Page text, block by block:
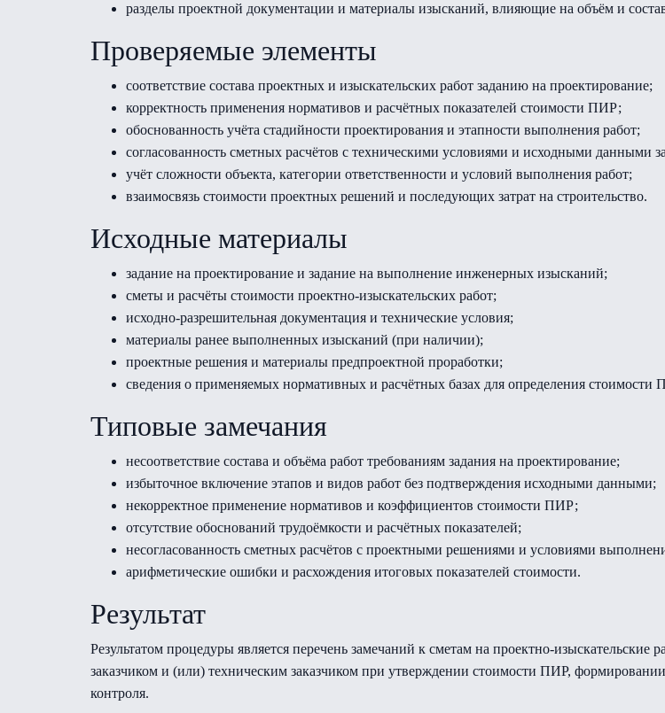
разделы проектной документации и материалы изысканий, влияющие на объём и
Проверяемые элементы
соответствие состава проектных и изыскательских работ заданию на проектирование;
корректность применения нормативов и расчётных показателей стоимости ПИР;
обоснованность учёта стадийности проектирования и этапности выполнения работ;
согласованность сметных расчётов с техническими условиями и исходными данными
учёт сложности объекта, категории ответственности и условий выполнения работ;
взаимосвязь стоимости проектных решений и последующих затрат на строительство.
Исходные материалы
задание на проектирование и задание на выполнение инженерных изысканий;
сметы и расчёты стоимости проектно-изыскательских работ;
исходно-разрешительная документация и технические условия;
материалы ранее выполненных изысканий (при наличии);
проектные решения и материалы предпроектной проработки;
сведения о применяемых нормативных и расчётных базах для определения стоимости
Типовые замечания
несоответствие состава и объёма работ требованиям задания на проектирование;
избыточное включение этапов и видов работ без подтверждения исходными данными;
некорректное применение нормативов и коэффициентов стоимости ПИР;
отсутствие обоснований трудоёмкости и расчётных показателей;
несогласованность сметных расчётов с проектными решениями и условиями
арифметические ошибки и расхождения итоговых показателей стоимости.
Результат
Результатом процедуры является перечень замечаний к сметам на проектно-
заказчиком и (или) техническим заказчиком при утверждении стоимости ПИР,
контроля.